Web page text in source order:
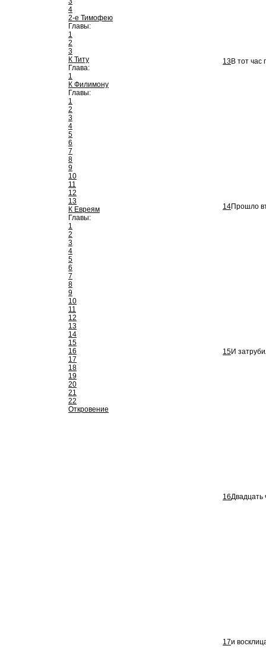
4
2-е Тимофею
Главы:
1
2
3
К Титу
Глава:
1
К Филимону
Главы:
1
2
3
4
5
6
7
8
9
10
11
12
13
К Евреям
Главы:
1
2
3
4
5
6
7
8
9
10
11
12
13
14
15
16
17
18
19
20
21
22
Откровение
13В тот час
14Прошло
15И
16Двадцать
17и